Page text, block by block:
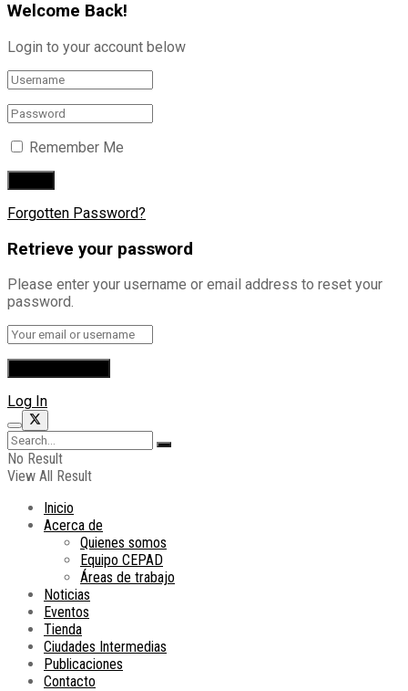
Welcome Back!
Login to your account below
Remember Me
Forgotten Password?
Retrieve your password
Please enter your username or email address to reset your
password.
Log In
No Result
View All Result
Inicio
Acerca de
Quienes somos
Equipo CEPAD
Áreas de trabajo
Noticias
Eventos
Tienda
Ciudades Intermedias
Publicaciones
Contacto